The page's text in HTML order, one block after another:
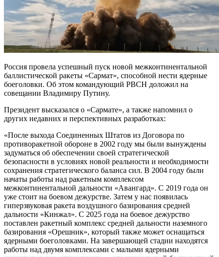
Россия провела успешный пуск новой межконтинентальной
баллистической ракеты «Сармат», способной нести ядерные
боеголовки. Об этом командующий РВСН доложил на
совещании Владимиру Путину.
Президент высказался о «Сармате», а также напомнил о
других недавних и перспективных разработках:
«После выхода Соединенных Штатов из Договора по
противоракетной обороне в 2002 году мы были вынуждены
задуматься об обеспечении своей стратегической
безопасности в условиях новой реальности и необходимости
сохранения стратегического баланса сил. В 2004 году были
начаты работы над ракетным комплексом
межконтинентальной дальности «Авангард». С 2019 года он
уже стоит на боевом дежурстве. Затем у нас появилась
гиперзвуковая ракета воздушного базирования средней
дальности «Кинжал». С 2025 года на боевое дежурство
поставлен ракетный комплекс средней дальности наземного
базирования «Орешник», который также может оснащаться
ядерными боеголовками. На завершающей стадии находятся
работы над двумя комплексами с малыми ядерными